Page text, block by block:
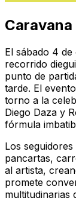
El sábado 4
recorrido
punto de
tarde. El
torno a la
Diego Daza y
fórmula
Los
pancartas,
al artista,
promete
multitudinarias